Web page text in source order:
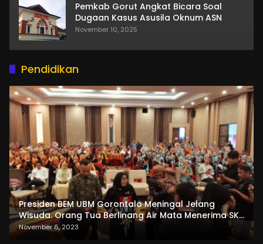
Pemkab Gorut Angkat Bicara Soal
Dugaan Kasus Asusila Oknum ASN
November 10, 2025
Pendidikan
Presiden BEM UBM Gorontalo Meningal Jelang
Wisuda. Orang Tua Berlinang Air Mata Menerima SKL
dan Pemasangan Salempang
November 6, 2023